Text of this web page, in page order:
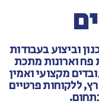
בעבודות
וארונות מתכת
מקצועי ואמין
ללקוחות פרטיים